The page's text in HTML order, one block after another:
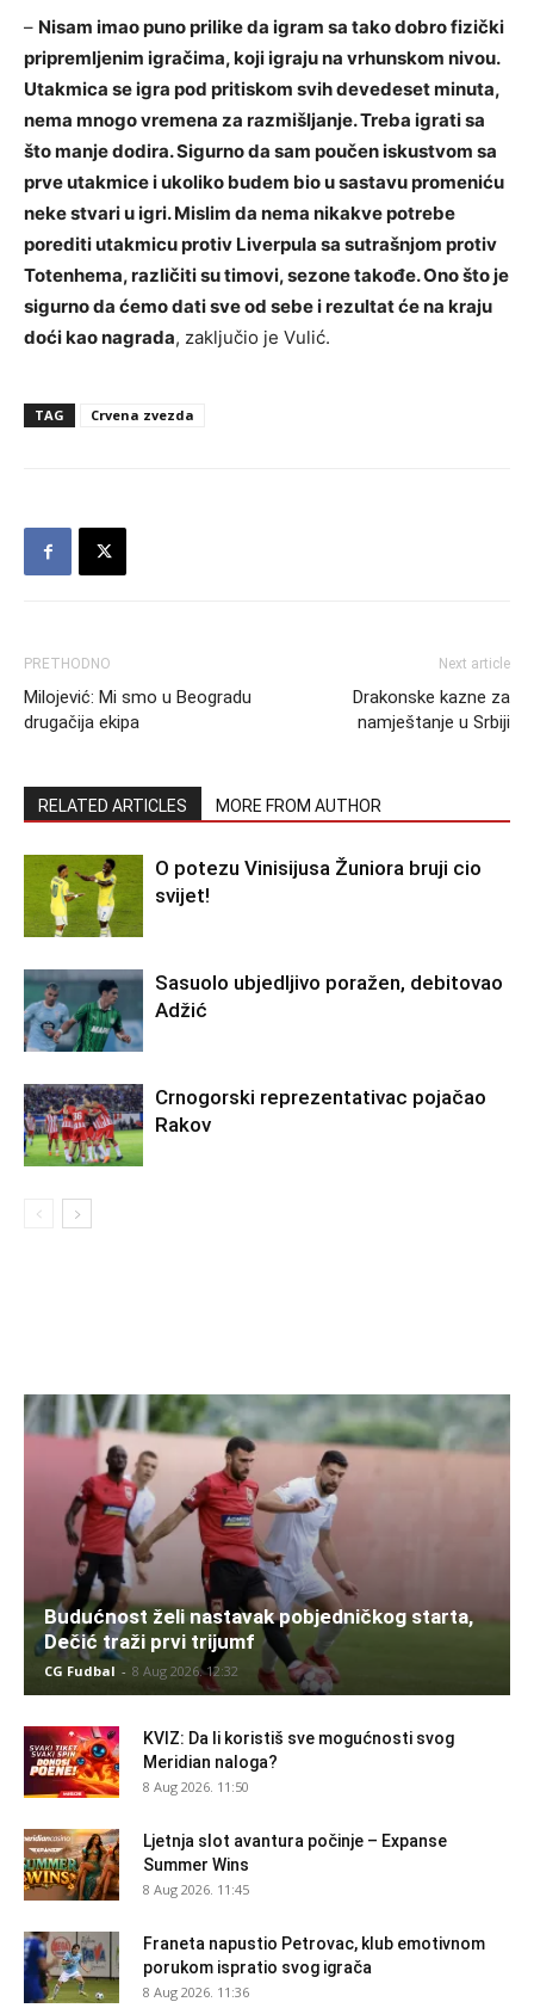
– Nisam imao puno prilike da igram sa tako dobro fizički
pripremljenim igračima, koji igraju na vrhunskom nivou.
Utakmica se igra pod pritiskom svih devedeset minuta,
nema mnogo vremena za razmišljanje. Treba igrati sa
što manje dodira. Sigurno da sam poučen iskustvom sa
prve utakmice i ukoliko budem bio u sastavu promeniću
neke stvari u igri. Mislim da nema nikakve potrebe
porediti utakmicu protiv Liverpula sa sutrašnjom protiv
Totenhema, različiti su timovi, sezone takođe. Ono što je
sigurno da ćemo dati sve od sebe i rezultat će na kraju
doći kao nagrada, zaključio je Vulić.
TAG Crvena zvezda
PRETHODNO
Milojević: Mi smo u Beogradu
drugačija ekipa
Next article
Drakonske kazne za
namještanje u Srbiji
RELATED ARTICLES MORE FROM AUTHOR
O potezu Vinisijusa Žuniora bruji cio
svijet!
Sasuolo ubjedljivo poražen, debitovao
Adžić
Crnogorski reprezentativac pojačao
Rakov
Budućnost želi nastavak pobjedničkog starta,
Dečić traži prvi trijumf
CG Fudbal - 8 Aug 2026. 12:32
KVIZ: Da li koristiš sve mogućnosti svog
Meridian naloga?
8 Aug 2026. 11:50
Ljetnja slot avantura počinje – Expanse
Summer Wins
8 Aug 2026. 11:45
Franeta napustio Petrovac, klub emotivnom
porukom ispratio svog igrača
8 Aug 2026. 11:36